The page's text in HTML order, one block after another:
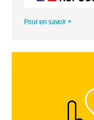
Pour en savoir +